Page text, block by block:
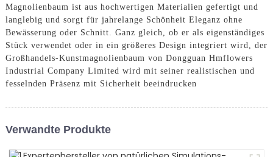
Magnolienbaum ist aus hochwertigen Materialien gefertigt und
langlebig und sorgt für jahrelange Schönheit Eleganz ohne
Bewässerung oder Schnitt. Ganz gleich, ob er als eigenständiges
Stück verwendet oder in ein größeres Design integriert wird, der
Großhandels-Kunstmagnolienbaum von Dongguan Hmflowers
Industrial Company Limited wird mit seiner realistischen und
fesselnden Präsenz mit Sicherheit beeindrucken
Verwandte Produkte